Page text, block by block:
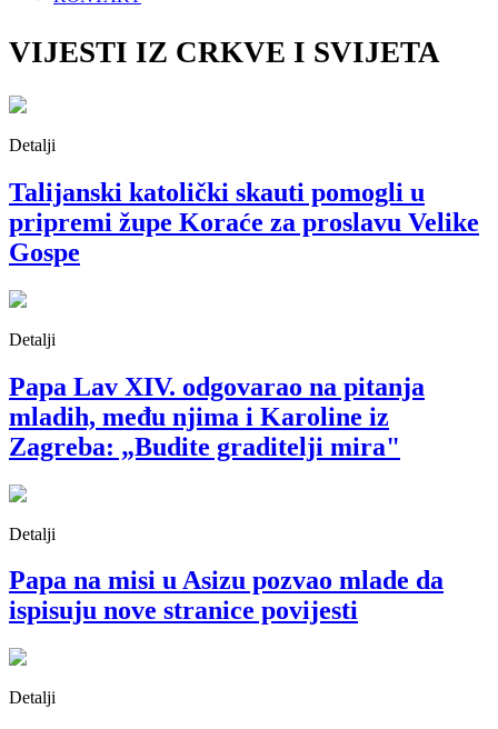
VIJESTI IZ CRKVE I SVIJETA
Detalji
Talijanski katolički skauti pomogli u
pripremi župe Koraće za proslavu Velike
Gospe
Detalji
Papa Lav XIV. odgovarao na pitanja
mladih, među njima i Karoline iz
Zagreba: „Budite graditelji mira"
Detalji
Papa na misi u Asizu pozvao mlade da
ispisuju nove stranice povijesti
Detalji